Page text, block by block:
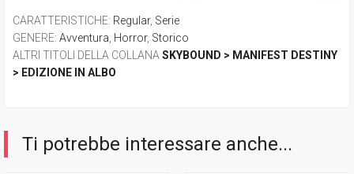
CARATTERISTICHE: Regular, Serie
GENERE: Avventura Horror, Storico
ALTRI TITOLI DELLA COLLANA SKYBOUND > MANIFEST DESTINY
> EDIZIONE IN ALBO
Ti potrebbe interessare anche...